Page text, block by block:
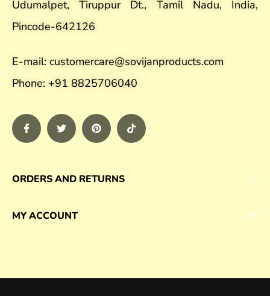
Udumalpet, Tiruppur Dt., Tamil Nadu, India,
Pincode-642126
E-mail: customercare@sovijanproducts.com
Phone: +91 8825706040
ORDERS AND RETURNS
MY ACCOUNT